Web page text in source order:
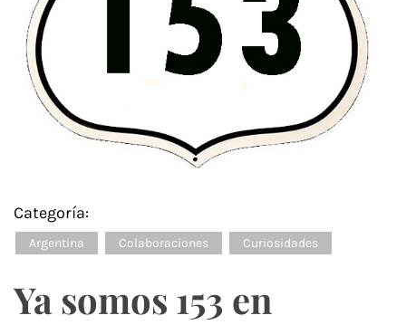
Categoría:
Argentina Colaboraciones Curiosidades
Ya somos 153 en